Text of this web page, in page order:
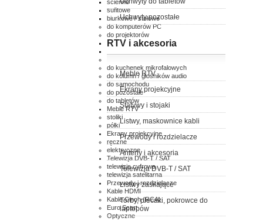
ścienne
sufitowe
biurkowe / stołowe
do komputerów PC
do projektorów
ścienne
do kuchenek mikrofalowych
do kolumn / głośników audio
do samochodu
do pozostałe
do tabletów
Meble RTV
stoliki
półki
Ekrany projekcyjne
ręczne
elektryczne
Telewizja DVB-T / SAT
telewizja cyfrowa
telewizja satelitarna
Przewody i rozdzielacze
Kable HDMI
Kable Cinch (RCA)
Euro Scart
Optyczne
Uchwyty pozostałe
RTV i akcesoria
Meble RTV
Ekrany projekcyjne
Statywy i stojaki
Listwy, maskownice kabli
Przewody i rozdzielacze
Anteny i akcesoria
Telewizja DVB-T / SAT
Listwy zasilające
Torby, plecaki, pokrowce do
laptopów